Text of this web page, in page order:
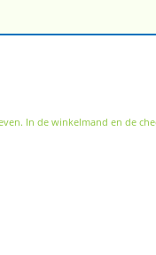
In de winkelmand en de